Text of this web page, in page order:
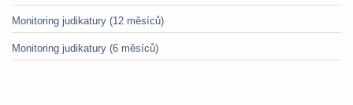
Monitoring judikatury (12 měsíců)
Monitoring judikatury (6 měsíců)